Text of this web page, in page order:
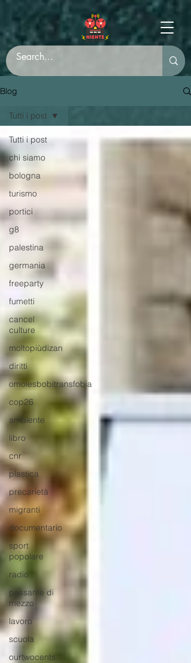
Blog
Tutti i post
chi siamo
bologna
turismo
portici
g8
palestina
germania
freeparty
fumetti
cancel
culture
moltopiùdizan
diritti
omolesbobitransfobia
cop26
ambiente
libro
cnr
plastica
precarietà
migranti
documentario
sport
popolare
radio
passante di
mezzo
lavoro
scuola
ourtwocents
Tutti i post